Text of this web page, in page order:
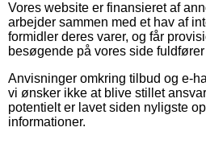
Vores website er finansieret af
arbejder sammen med et hav af
formidler deres varer, og får
besøgende på vores side
Anvisninger omkring tilbud og e-
vi ønsker ikke at blive stillet
potentielt er lavet siden nyligste
informationer.